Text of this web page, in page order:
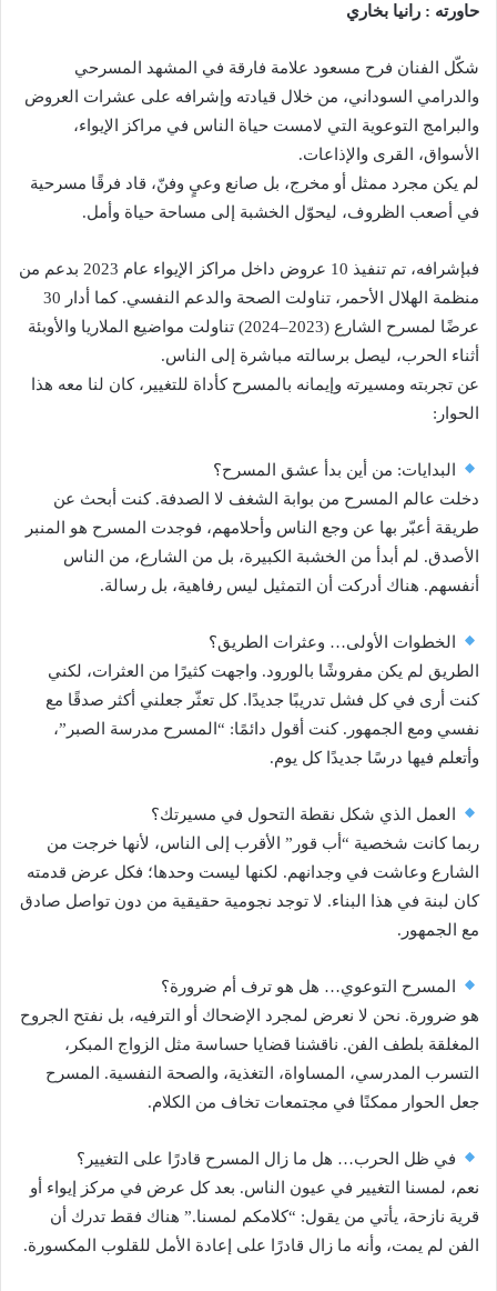
حاورته : رانيا بخاري
شكّل الفنان فرح مسعود علامة فارقة في المشهد المسرحي
والدرامي السوداني، من خلال قيادته وإشرافه على عشرات العروض
والبرامج التوعوية التي لامست حياة الناس في مراكز الإيواء،
الأسواق، القرى والإذاعات.
لم يكن مجرد ممثل أو مخرج، بل صانع وعيٍ وفنّ، قاد فرقًا مسرحية
في أصعب الظروف، ليحوّل الخشبة إلى مساحة حياة وأمل.
فبإشرافه، تم تنفيذ 10 عروض داخل مراكز الإيواء عام 2023 بدعم من
منظمة الهلال الأحمر، تناولت الصحة والدعم النفسي. كما أدار 30
عرضًا لمسرح الشارع (2023–2024) تناولت مواضيع الملاريا والأوبئة
أثناء الحرب، ليصل برسالته مباشرة إلى الناس.
عن تجربته ومسيرته وإيمانه بالمسرح كأداة للتغيير، كان لنا معه هذا
الحوار:
البدايات: من أين بدأ عشق المسرح؟
دخلت عالم المسرح من بوابة الشغف لا الصدفة. كنت أبحث عن
طريقة أعبّر بها عن وجع الناس وأحلامهم، فوجدت المسرح هو المنبر
الأصدق. لم أبدأ من الخشبة الكبيرة، بل من الشارع، من الناس
أنفسهم. هناك أدركت أن التمثيل ليس رفاهية، بل رسالة.
الخطوات الأولى… وعثرات الطريق؟
الطريق لم يكن مفروشًا بالورود. واجهت كثيرًا من العثرات، لكني
كنت أرى في كل فشل تدريبًا جديدًا. كل تعثّر جعلني أكثر صدقًا مع
نفسي ومع الجمهور. كنت أقول دائمًا: “المسرح مدرسة الصبر”،
وأتعلم فيها درسًا جديدًا كل يوم.
العمل الذي شكل نقطة التحول في مسيرتك؟
ربما كانت شخصية “أب قور” الأقرب إلى الناس، لأنها خرجت من
الشارع وعاشت في وجدانهم. لكنها ليست وحدها؛ فكل عرض قدمته
كان لبنة في هذا البناء. لا توجد نجومية حقيقية من دون تواصل صادق
مع الجمهور.
المسرح التوعوي… هل هو ترف أم ضرورة؟
هو ضرورة. نحن لا نعرض لمجرد الإضحاك أو الترفيه، بل نفتح الجروح
المغلقة بلطف الفن. ناقشنا قضايا حساسة مثل الزواج المبكر،
التسرب المدرسي، المساواة، التغذية، والصحة النفسية. المسرح
جعل الحوار ممكنًا في مجتمعات تخاف من الكلام.
في ظل الحرب… هل ما زال المسرح قادرًا على التغيير؟
نعم، لمسنا التغيير في عيون الناس. بعد كل عرض في مركز إيواء أو
قرية نازحة، يأتي من يقول: “كلامكم لمسنا.” هناك فقط تدرك أن
الفن لم يمت، وأنه ما زال قادرًا على إعادة الأمل للقلوب المكسورة.